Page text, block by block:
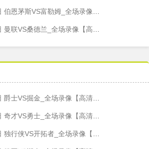
斯VS富勒姆_全场录像【高清回放】
VS桑德兰_全场录像【高清回放】
士VS掘金_全场录像【高清回放】
才VS勇士_全场录像【高清回放】
侠VS开拓者_全场录像【高清回放】